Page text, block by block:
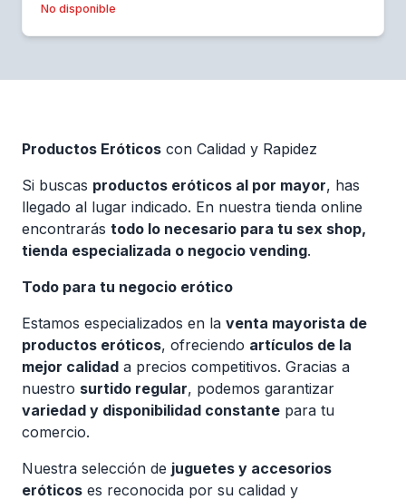
No disponible
Productos Eróticos con Calidad y Rapidez
Si buscas productos eróticos al por mayor, has
llegado al lugar indicado. En nuestra tienda online
encontrarás todo lo necesario para tu sex shop,
tienda especializada o negocio vending.
Todo para tu negocio erótico
Estamos especializados en la venta mayorista de
productos eróticos, ofreciendo artículos de la
mejor calidad a precios competitivos. Gracias a
nuestro surtido regular, podemos garantizar
variedad y disponibilidad constante para tu
comercio.
Nuestra selección de juguetes y accesorios
eróticos es reconocida por su calidad y